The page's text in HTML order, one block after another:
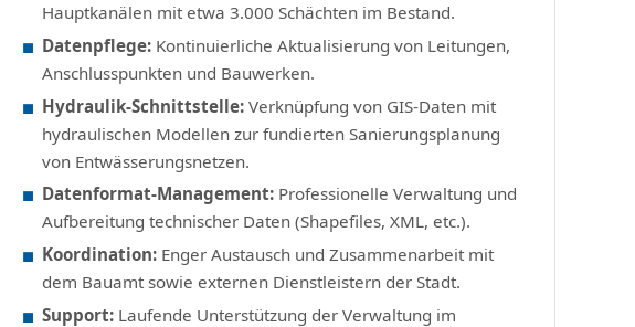
Hauptkanälen mit etwa 3.000 Schächten im Bestand.
Datenpflege:Kontinuierliche Aktualisierung von Leitungen,
Anschlusspunkten und Bauwerken.
Hydraulik-Schnittstelle:Verknüpfung von GIS-Daten mit
hydraulischen Modellen zur fundierten Sanierungsplanung
von Entwässerungsnetzen.
Datenformat-Management:Professionelle Verwaltung und
Aufbereitung technischer Daten (Shapefiles, XML, etc.).
Koordination:Enger Austausch und Zusammenarbeit mit
dem Bauamt sowie externen Dienstleistern der Stadt.
Support:Laufende Unterstützung der Verwaltung im